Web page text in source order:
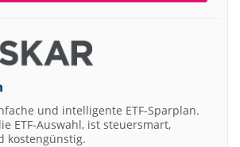
und intelligente ETF-Sparplan.
ETF-Auswahl, ist steuersmart,
kostengünstig.